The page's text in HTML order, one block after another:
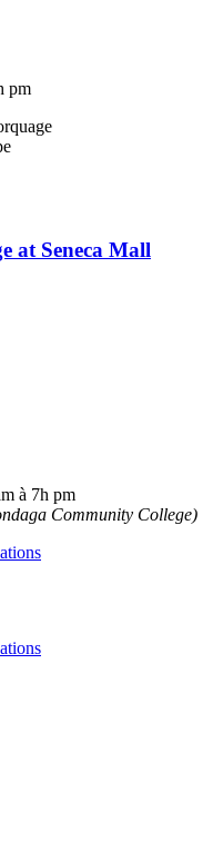
pm
at Seneca Mall
à 7h pm
Community College)